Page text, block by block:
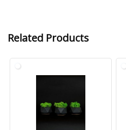
Related Products